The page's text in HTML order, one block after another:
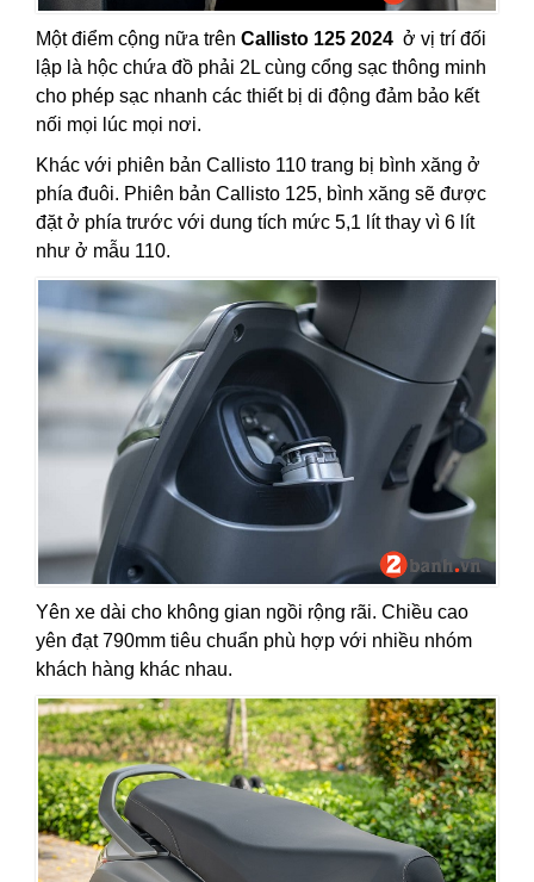
Một điểm cộng nữa trên Callisto 125 2024 ở vị trí đối
lập là hộc chứa đồ phải 2L cùng cổng sạc thông minh
cho phép sạc nhanh các thiết bị di động đảm bảo kết
nối mọi lúc mọi nơi.
Khác với phiên bản Callisto 110 trang bị bình xăng ở
phía đuôi. Phiên bản Callisto 125, bình xăng sẽ được
đặt ở phía trước với dung tích mức 5,1 lít thay vì 6 lít
như ở mẫu 110.
Yên xe dài cho không gian ngồi rộng rãi. Chiều cao
yên đạt 790mm tiêu chuẩn phù hợp với nhiều nhóm
khách hàng khác nhau.